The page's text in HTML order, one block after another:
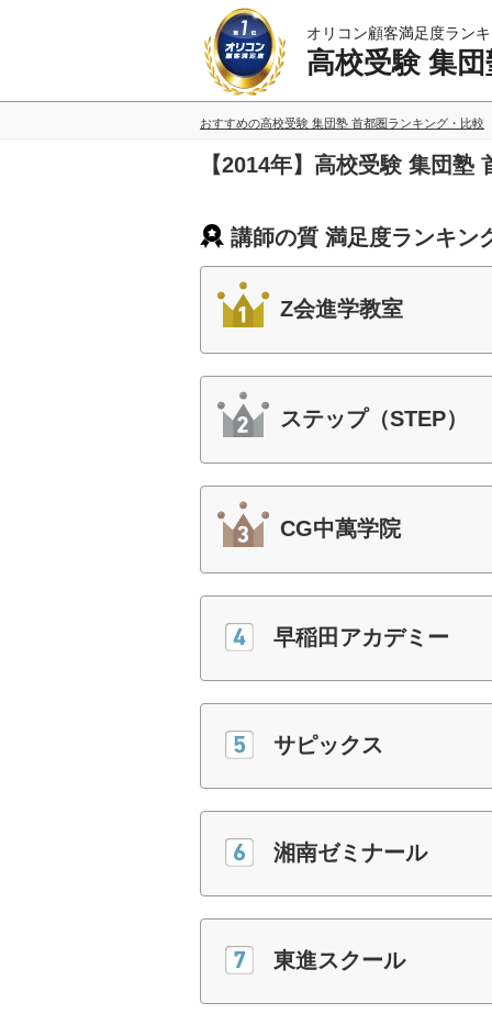
オリコン顧客満足度ラン
高校受験 集
おすすめの高校受験 集団塾 首都圏ランキング・比較
【2014年】高校受験 集団塾
講師の質 満足度ランキン
Z会進学教室
ステップ（STEP）
CG中萬学院
早稲田アカデミー
サピックス
湘南ゼミナール
東進スクール